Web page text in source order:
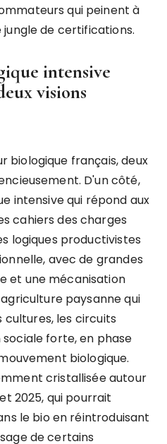
qui peinent à
de certifications.
intensive
visions
biologique français, deux
D'un côté,
intensive qui répond aux
cahiers des charges
logiques productivistes
avec de grandes
et une mécanisation
paysanne qui
cultures, les circuits
forte, en phase
biologique.
cristallisée autour
2025, qui pourrait
le bio en réintroduisant
de certains